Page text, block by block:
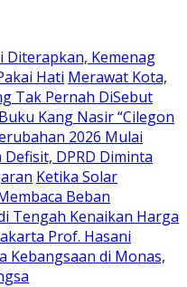
Diterapkan, Kemenag
Hati Merawat Kota,
Tak Pernah DiSebut
Kang Nasir “Cilegon
2026 Mulai
DPRD Diminta
Ketika Solar
Beban
Tengah Kenaikan Harga
Prof. Hasani
Kebangsaan di Monas,